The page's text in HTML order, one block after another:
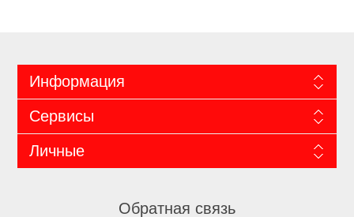
Информация
Сервисы
Личные
Обратная связь